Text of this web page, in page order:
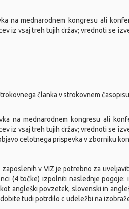
na mednarodnem kongresu ali
iz vsaj treh tujih držav; vrednoti se
članka v strokovnem
na mednarodnem kongresu ali
iz vsaj treh tujih držav; vrednoti se
celotnega prispevka v zborniku
v VIZ je potrebno za
(4 točke) izpolniti naslednje pogoje:
angleški povzetek, slovenski in
tudi potrdilo o udeležbi na